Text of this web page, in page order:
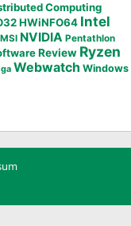
Computing
HWiNFO64 Intel
MSI NVIDIA Pentathlon
Review Ryzen
Webwatch Windows